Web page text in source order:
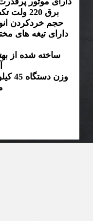
برق 220 ولت تکفاز و یا 380 ولت سه فاز
حجم خردکردن انواع
دارای تیغه های
ساخته شده از